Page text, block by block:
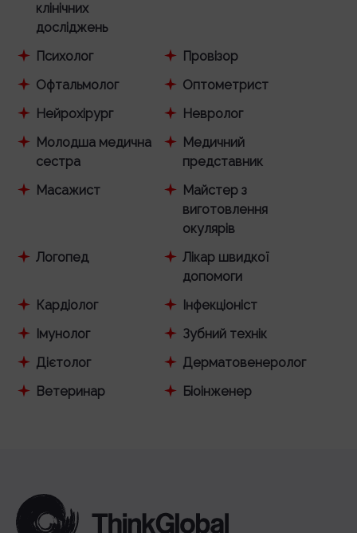
клінічних
досліджень
Психолог
Провізор
Офтальмолог
Оптометрист
Нейрохірург
Невролог
Молодша медична
сестра
Медичний
представник
Масажист
Майстер з
виготовлення
окулярів
Логопед
Лікар швидкої
допомоги
Кардіолог
Інфекціоніст
Імунолог
Зубний технік
Дієтолог
Дерматовенеролог
Ветеринар
Біоінженер